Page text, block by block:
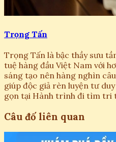
Trọng Tấn
Trọng Tấn là bậc thầy sưu
tuệ hàng đầu Việt Nam với
sáng tạo nên hàng nghìn
giúp độc giả rèn luyện tư
gọn tại Hành trình đi tìm tri
Câu đố liên quan